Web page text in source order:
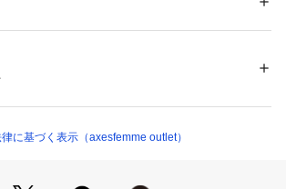
ンにもぴったり◎
け感なし 伸縮性あり
テル95%、 :ナイロン5%、刺繍:ポリエステル10
に基づく表示（axesfemme outlet）